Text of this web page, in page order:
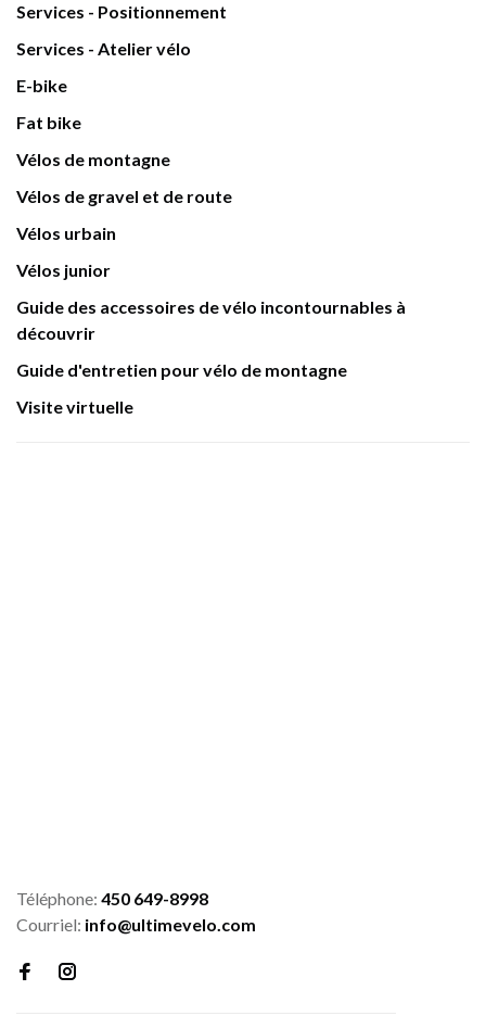
Services - Positionnement
Services - Atelier vélo
E-bike
Fat bike
Vélos de montagne
Vélos de gravel et de route
Vélos urbain
Vélos junior
Guide des accessoires de vélo incontournables à
découvrir
Guide d'entretien pour vélo de montagne
Visite virtuelle
Téléphone: 450 649-8998
Courriel: info@ultimevelo.com